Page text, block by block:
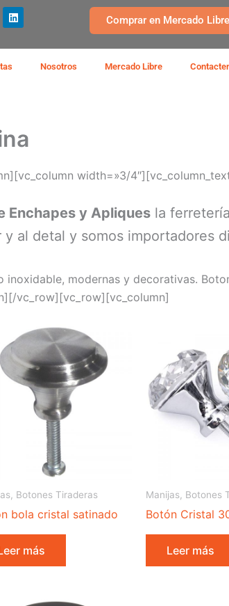
L
i
n
e
Comprar en Mercado Libre
Nosotros Mercado Libre
width=»3/
Enchapes y Apliques la
al detal y somos importadores
modernas y decorativas.
vc_row][vc_row][vc_column]
Botones Tiraderas
bola cristal satinado
más
Manijas, Botones
Botón Cristal
Leer más